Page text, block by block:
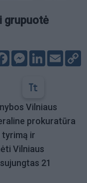
grupuotė
FacebookMessenger
LinkedIn
Email
Vilniaus
prokuratūra
tyrimą ir
Vilniaus
21